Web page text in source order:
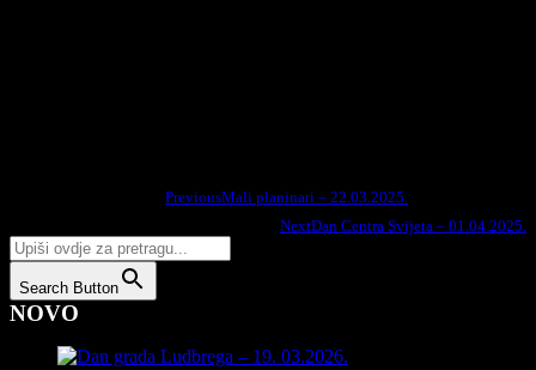
PreviousMali planinari – 22.03.2025.
NextDan Centra Svijeta – 01.04.2025.
Search Button
NOVO